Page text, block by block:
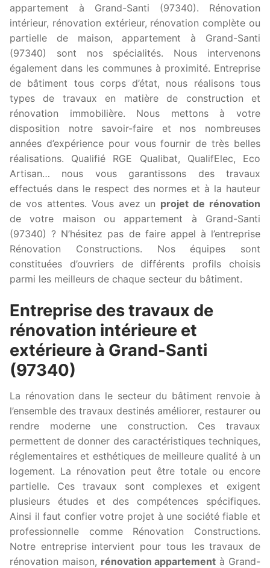
appartement à Grand-Santi (97340). Rénovation
intérieur, rénovation extérieur, rénovation complète ou
partielle de maison, appartement à Grand-Santi
(97340) sont nos spécialités. Nous intervenons
également dans les communes à proximité. Entreprise
de bâtiment tous corps d’état, nous réalisons tous
types de travaux en matière de construction et
rénovation immobilière. Nous mettons à votre
disposition notre savoir-faire et nos nombreuses
années d’expérience pour vous fournir de très belles
réalisations. Qualifié RGE Qualibat, QualifElec, Eco
Artisan… nous vous garantissons des travaux
effectués dans le respect des normes et à la hauteur
de vos attentes. Vous avez un projet de rénovation
de votre maison ou appartement à Grand-Santi
(97340) ? N’hésitez pas de faire appel à l’entreprise
Rénovation Constructions. Nos équipes sont
constituées d’ouvriers de différents profils choisis
parmi les meilleurs de chaque secteur du bâtiment.
Entreprise des travaux de
rénovation intérieure et
extérieure à Grand-Santi
(97340)
La rénovation dans le secteur du bâtiment renvoie à
l’ensemble des travaux destinés améliorer, restaurer ou
rendre moderne une construction. Ces travaux
permettent de donner des caractéristiques techniques,
réglementaires et esthétiques de meilleure qualité à un
logement. La rénovation peut être totale ou encore
partielle. Ces travaux sont complexes et exigent
plusieurs études et des compétences spécifiques.
Ainsi il faut confier votre projet à une société fiable et
professionnelle comme Rénovation Constructions.
Notre entreprise intervient pour tous les travaux de
rénovation maison, rénovation appartement à Grand-